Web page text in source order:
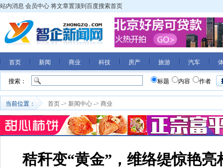
站内消息 会员中心 将文章置顶到百度搜索首页
首页 新闻 商业 科技 房产 旅游 汽车
搜索： 标题 内容 作者
当前位置： 首页 -> 新闻中心 -> 商业
秸秆变“黄金”，维络缇惊艳亮